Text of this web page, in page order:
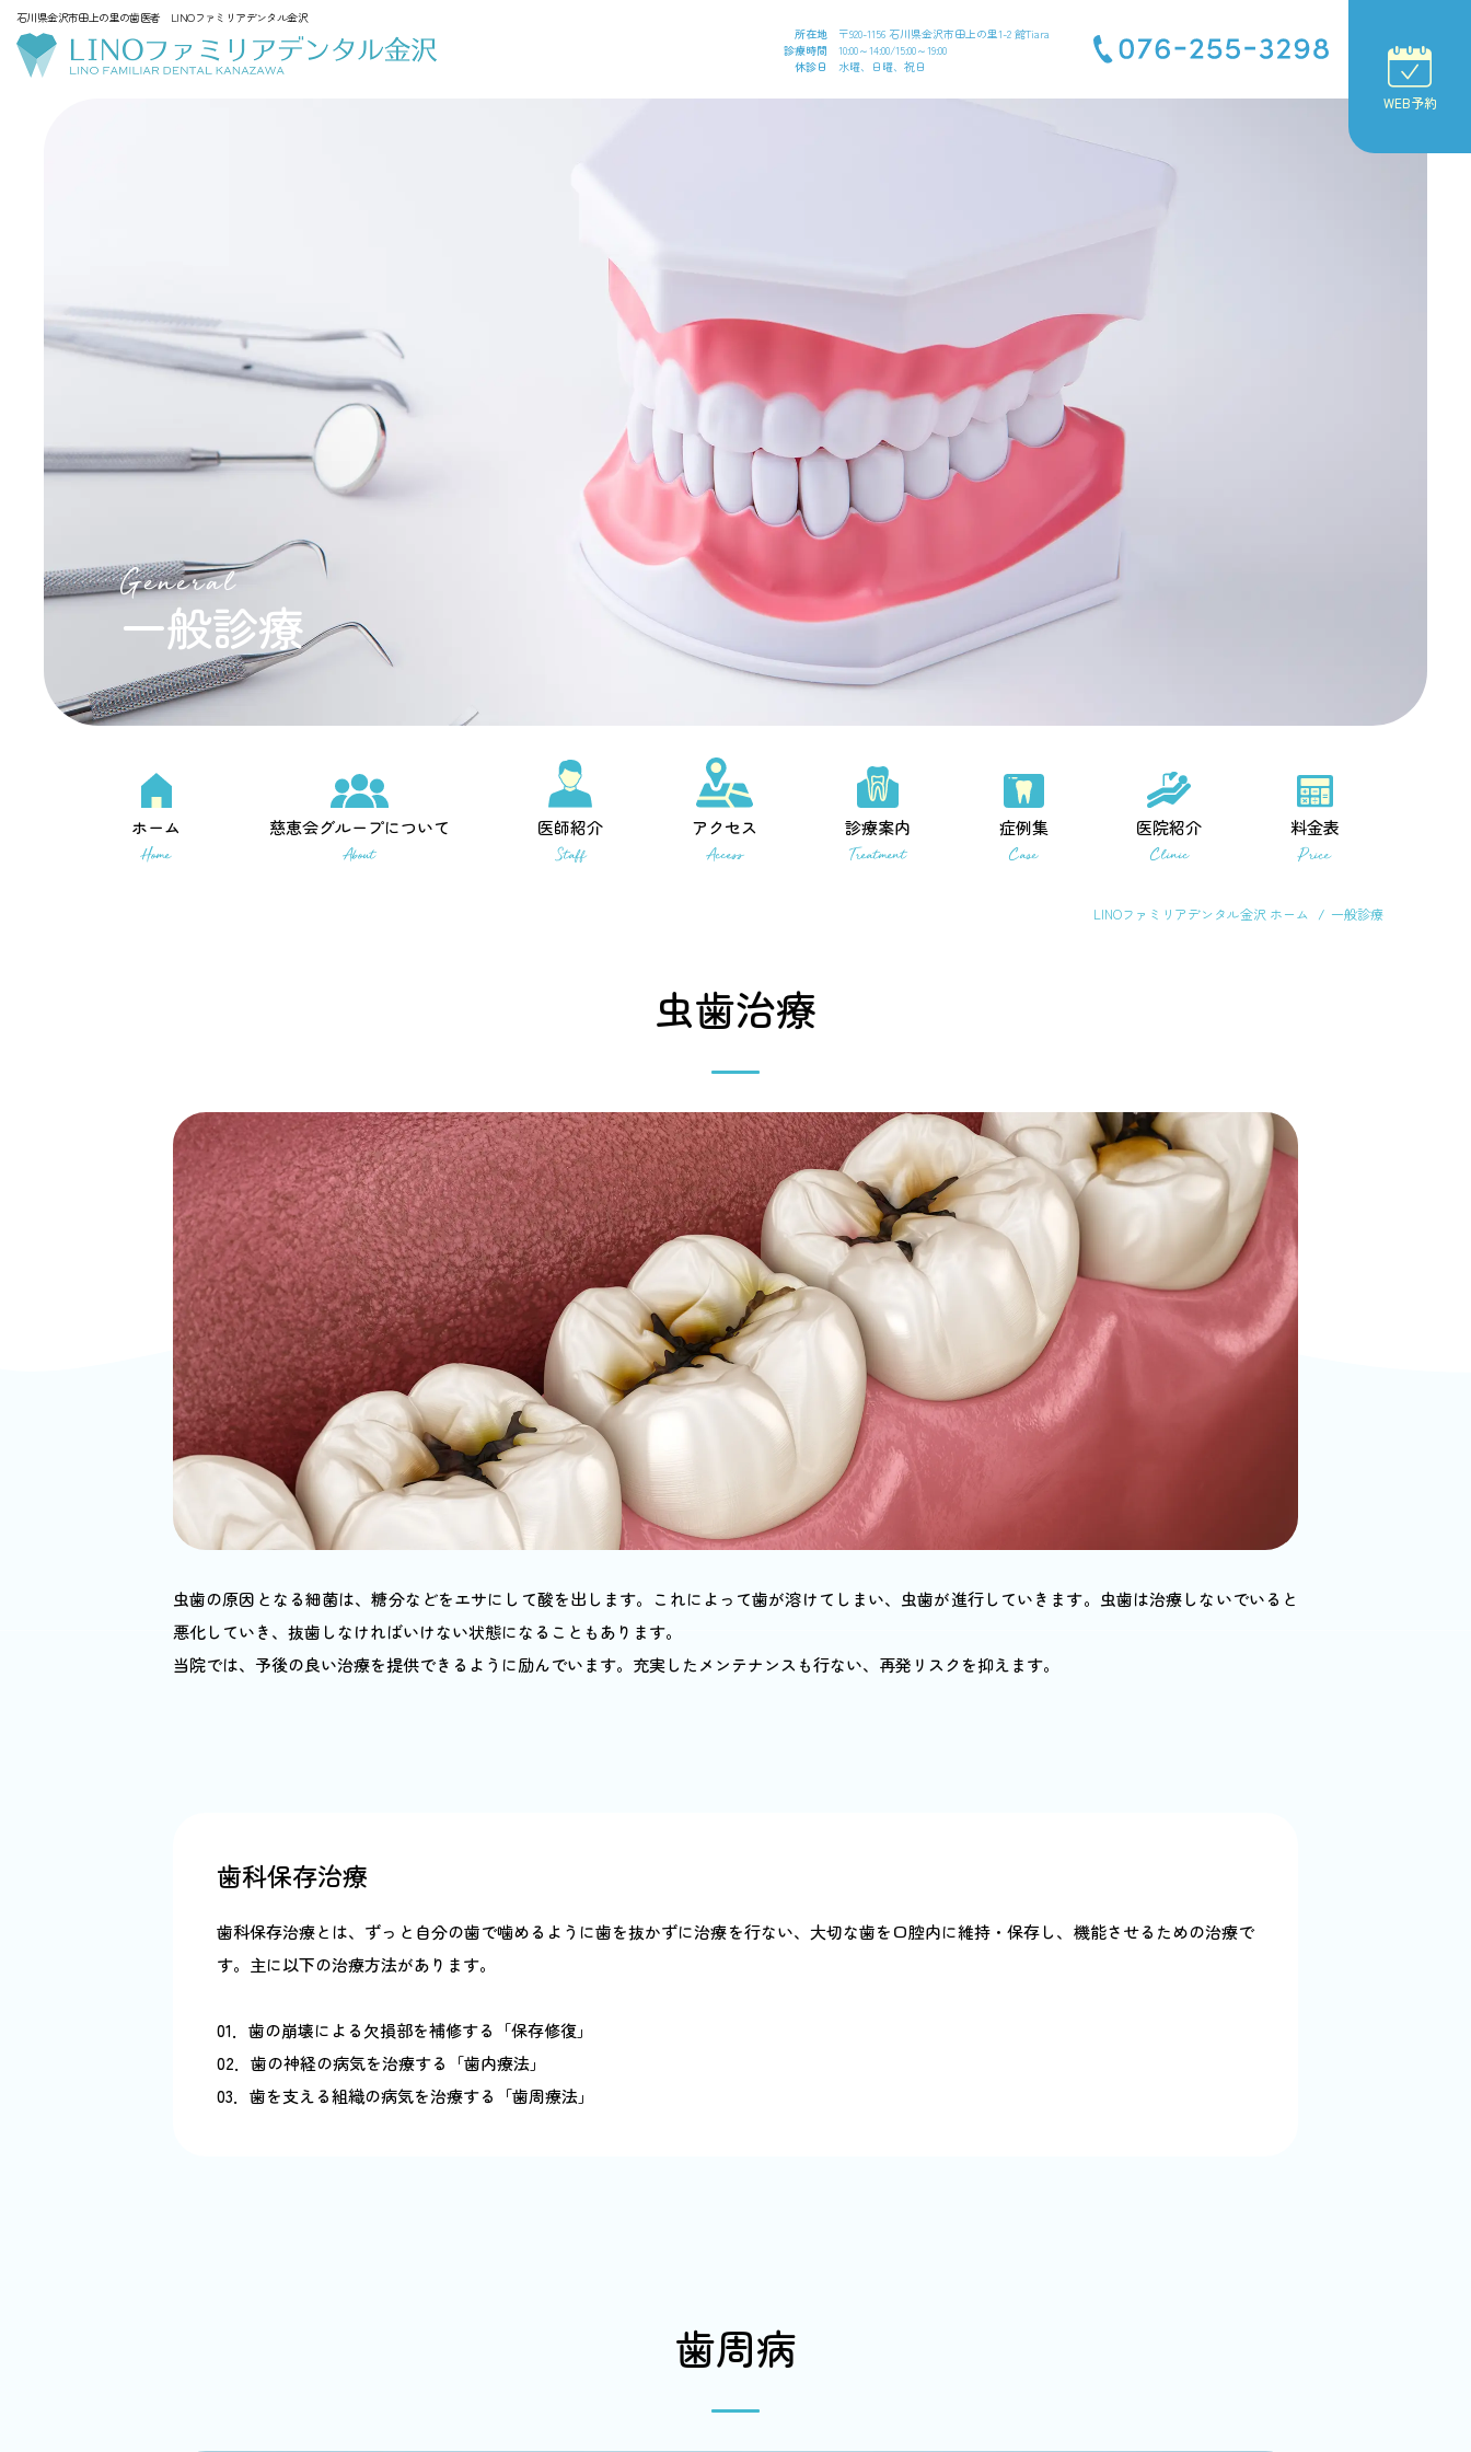
石川県金沢市田上の里の歯医者 LINOファミリアデンタル金沢
所在地
〒920-1156 石川県金沢市田上の里1-2 館Tiara
診療時間
10:00～14:00/15:00～19:00
休診日
水曜、日曜、祝日
WEB予約
General
一般診療
ホーム
Home
慈恵会グループについて
About
医師紹介
Staff
アクセス
Access
診療案内
Treatment
一般診療 審美的治療 小児歯科 インプラント 矯正歯科 負担の少ない治療 訪問診療
症例集
Case
医院紹介
Clinic
料金表
Price
LINOファミリアデンタル金沢 ホーム 一般診療
虫歯治療
虫歯の原因となる細菌は、糖分などをエサにして酸を出します。これによって歯が溶けてしまい、虫歯が進行していきます。虫歯は治療しないでいると
悪化していき、抜歯しなければいけない状態になることもあります。
当院では、予後の良い治療を提供できるように励んでいます。充実したメンテナンスも行ない、再発リスクを抑えます。
歯科保存治療
歯科保存治療とは、ずっと自分の歯で噛めるように歯を抜かずに治療を行ない、大切な歯を口腔内に維持・保存し、機能させるための治療で
す。主に以下の治療方法があります。
01．歯の崩壊による欠損部を補修する「保存修復」
02．歯の神経の病気を治療する「歯内療法」
03．歯を支える組織の病気を治療する「歯周療法」
歯周病